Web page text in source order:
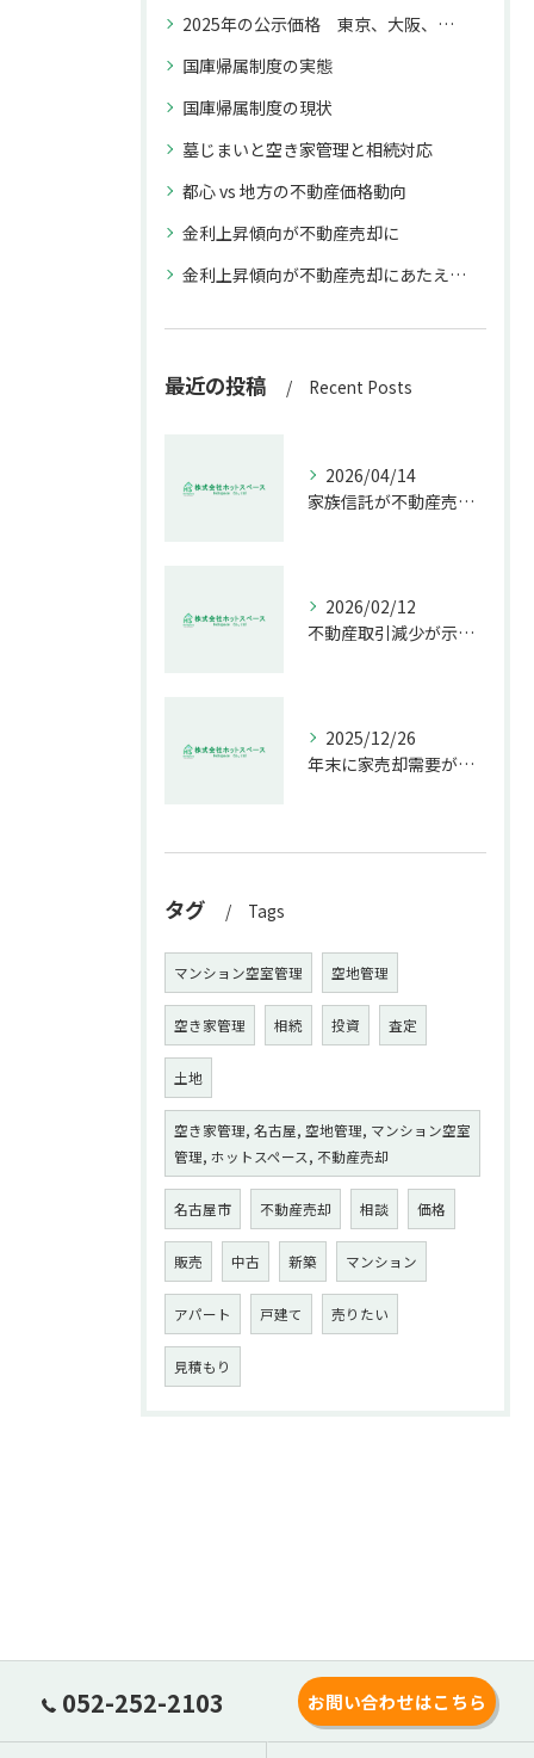
2025年の公示価格 東京、大阪、福岡と名古屋との上昇率の違いが不動産取引に与える影響
国庫帰属制度の実態
国庫帰属制度の現状
墓じまいと空き家管理と相続対応
都心 vs 地方の不動産価格動向
金利上昇傾向が不動産売却に
金利上昇傾向が不動産売却にあたえる影響
最近の投稿 Recent Posts
2026/04/14
家族信託が不動産売却で生む具体的メリット
2026/02/12
不動産取引減少が示す市場の危機
2025/12/26
年末に家売却需要が増す理由解説
タグ Tags
マンション空室管理 空地管理
空き家管理 相続 投資 査定
土地
空き家管理, 名古屋, 空地管理, マンション空室
管理, ホットスペース, 不動産売却
名古屋市 不動産売却 相談 価格
販売 中古 新築 マンション
アパート 戸建て 売りたい
見積もり
052-252-2103 お問い合わせはこちら